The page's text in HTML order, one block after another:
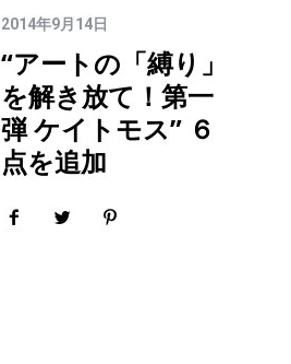
2014年9月14日
“アートの「縛り」
を解き放て！第一
弾 ケイトモス” ６
点を追加